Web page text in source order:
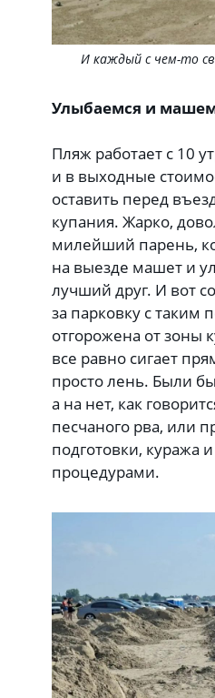
И каждый с чем-то
Улыбаемся и
Пляж работает с 10
и в выходные
оставить перед
купания. Жарко,
милейший парень,
на выезде машет и
лучший друг. И вот
за парковку с таким
отгорожена от зоны
все равно сигает
просто лень. Были
а на нет, как
песчаного рва, или
подготовки, куража
процедурами.